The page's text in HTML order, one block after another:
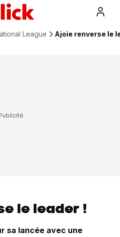
League Ajoie renverse le
le leader !
sa lancée avec une